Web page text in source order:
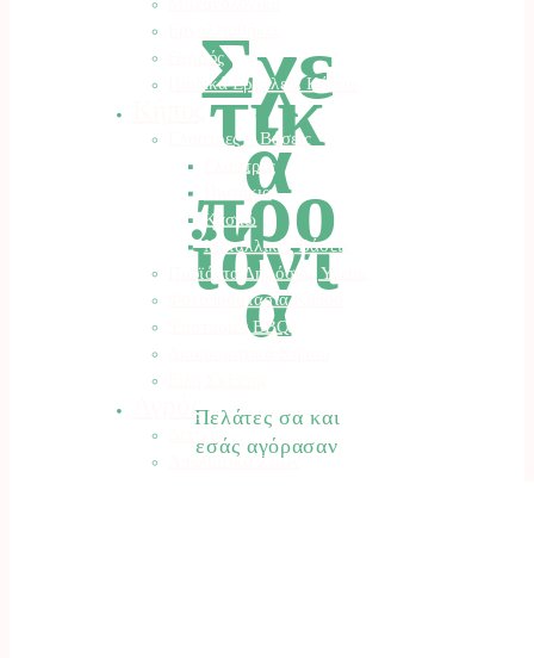
Σχε
τικ
ά
προ
ϊόντ
α
Πελάτες σα και
εσάς αγόρασαν
Θερμός
Παιδικά Εργαλεία Κήπου
Γλάστρες – Βάσεις
Γλάστρες
Πιατάκια
Κασπώ
Μεταλλικές Βάσεις
Προϊόντα Δημόσιας Υγείας
Φυτοπροστασία Κήπου
Ψησταριές BBQ
Αγρός
Απωθητικά Ζώων